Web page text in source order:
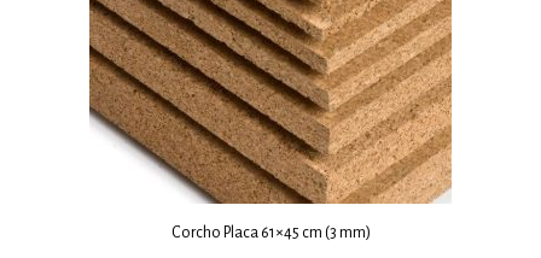
Corcho Placa 61×45 cm (3 mm)